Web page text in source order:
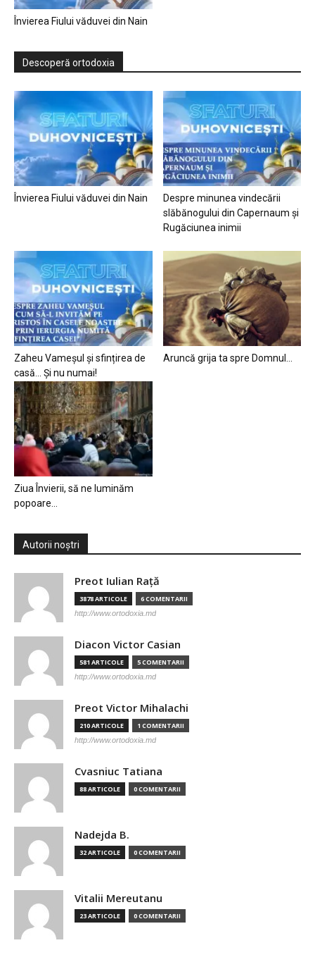
Învierea Fiului văduvei din Nain
Descoperă ortodoxia
Învierea Fiului văduvei din Nain
Despre minunea vindecării
slăbănogului din Capernaum și
Rugăciunea inimii
Zaheu Vameșul și sfințirea de
casă… Și nu numai!
Aruncă grija ta spre Domnul…
Ziua Învierii, să ne luminăm
popoare…
Autorii noștri
Preot Iulian Raţă
3878 ARTICOLE 6 COMENTARII
http://www.ortodoxia.md
Diacon Victor Casian
581 ARTICOLE 5 COMENTARII
http://www.ortodoxia.md
Preot Victor Mihalachi
210 ARTICOLE 1 COMENTARII
http://www.ortodoxia.md
Cvasniuc Tatiana
88 ARTICOLE 0 COMENTARII
Nadejda B.
32 ARTICOLE 0 COMENTARII
Vitalii Mereutanu
23 ARTICOLE 0 COMENTARII